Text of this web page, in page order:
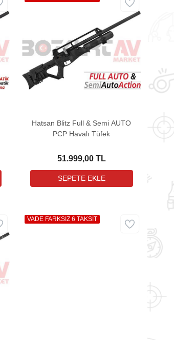
Hatsan Blitz Full & Semi AUTO
PCP Havalı Tüfek
51.999,00 TL
VADE FARKSIZ 6 TAKSİT